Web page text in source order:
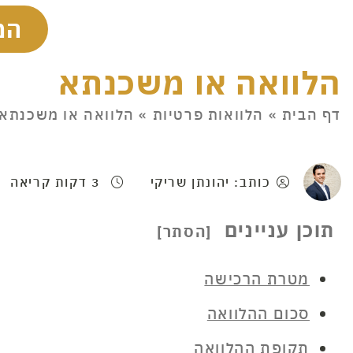
הלוואה או משכנתא
דף הבית » הלוואות פרטיות »הלוואה או
כותב: יהונתן שריקי
תוכן עניינים
מטרת הרכישה
סכום ההלוואה
תקופת ההלוואה